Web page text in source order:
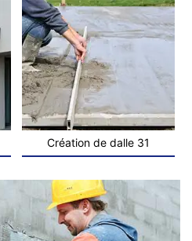
Création de dalle 31